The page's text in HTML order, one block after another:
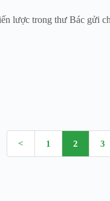
lược trong thư Bác gửi
< 1 2 3